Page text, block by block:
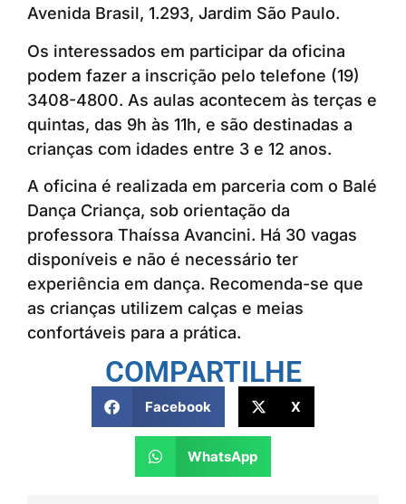
Avenida Brasil, 1.293, Jardim São Paulo.
Os interessados em participar da oficina
podem fazer a inscrição pelo telefone (19)
3408-4800. As aulas acontecem às terças e
quintas, das 9h às 11h, e são destinadas a
crianças com idades entre 3 e 12 anos.
A oficina é realizada em parceria com o Balé
Dança Criança, sob orientação da
professora Thaíssa Avancini. Há 30 vagas
disponíveis e não é necessário ter
experiência em dança. Recomenda-se que
as crianças utilizem calças e meias
confortáveis para a prática.
COMPARTILHE
Facebook X
WhatsApp